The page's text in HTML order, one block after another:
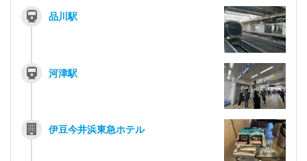
品川駅
河津駅
伊豆今井浜東急ホテル